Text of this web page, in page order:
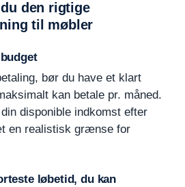
den rigtige
til møbler
bør du have et klart
kan betale pr. måned.
disponible indkomst efter
en realistisk grænse for
løbetid, du kan